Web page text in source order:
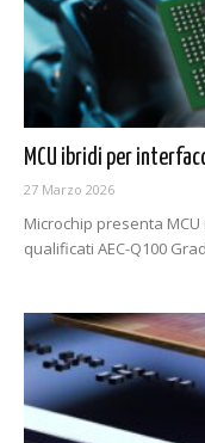
MCU ibridi per
27 Marzo 2026
Microchip presenta
qualificati AEC-Q100